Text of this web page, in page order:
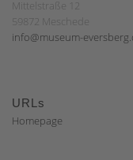
Mittelstraße 12
59872 Meschede
info@museum-
URLs
Homepage